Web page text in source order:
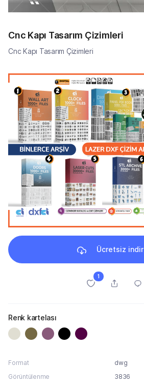
Cnc Kapı Tasarım Çizimleri
Cnc Kapı Tasarım Çizimleri
Ücretsiz indir
1
Renk kartelası
Format
dwg
Görüntülenme
3836